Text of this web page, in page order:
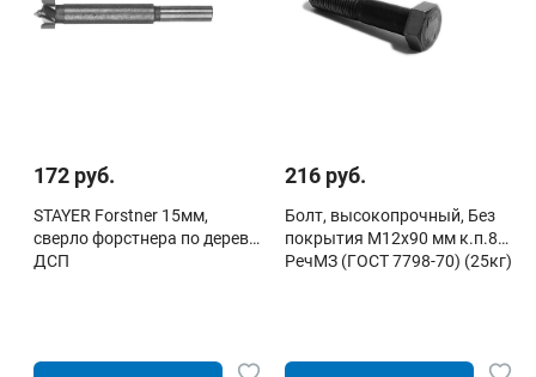
172 руб.
STAYER Forstner 15мм,
сверло форстнера по дереву,
ДСП
216 руб.
Болт, высокопрочный, Без
покрытия М12х90 мм к.п.8.8
РечМЗ (ГОСТ 7798-70) (25кг)